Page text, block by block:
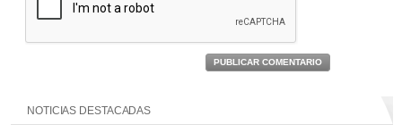
PUBLICAR COMENTARIO
NOTICIAS DESTACADAS